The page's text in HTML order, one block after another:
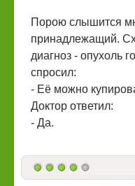
Порою слышится
принадлежащий.
диагноз - опухоль
спросил:
- Её можно
Доктор ответил:
- Да.